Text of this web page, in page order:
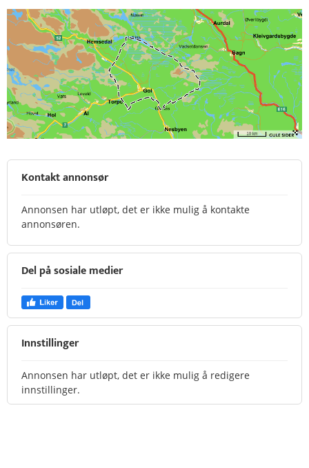
Kontakt annonsør
Annonsen har utløpt, det er ikke mulig å kontakte
annonsøren.
Del på sosiale medier
Innstillinger
Annonsen har utløpt, det er ikke mulig å redigere
innstillinger.